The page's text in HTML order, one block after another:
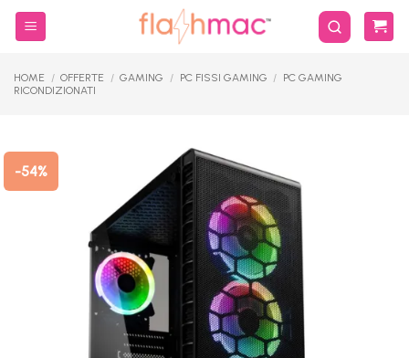
Salta
HOME / OFFERTE / GAMING / PC FISSI GAMING / PC GAMING
RICONDIZIONATI
-54%